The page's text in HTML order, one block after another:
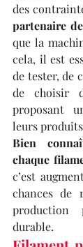
partenaire
que la
cela, il est
de tester, de
de choisir
proposant
leurs
Bien
chaque
c’est
chances de
production
durable.